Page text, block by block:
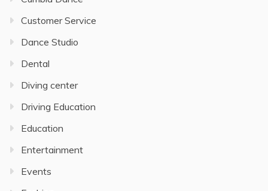
Customer Service
Dance Studio
Dental
Diving center
Driving Education
Education
Entertainment
Events